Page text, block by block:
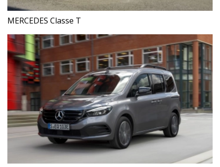
MERCEDES Classe T